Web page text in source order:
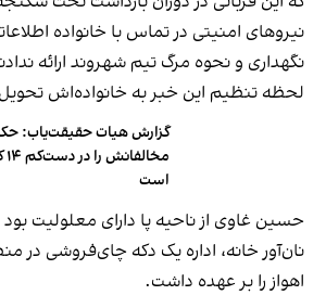
نیروهای امنیتی در تماس با خانواده
نگهداری و نحوه مرگ تیم شهروند ارائه
لحظه تنظیم این خبر به خانواده‌اش
گزارش هیات حقیقت‌یاب:
است
حسین غاوی از ناحیه پا دارای معلولیت بود
نان‌آور خانه، اداره یک دکه چای‌فروشی در
اهواز را بر عهده داشت.